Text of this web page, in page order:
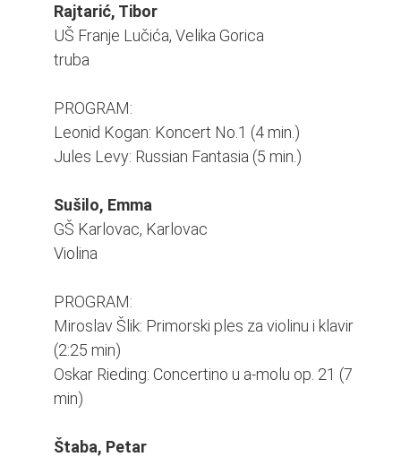
Rajtarić, Tibor
UŠ Franje Lučića, Velika Gorica
truba
PROGRAM:
Leonid Kogan: Koncert No.1 (4 min.)
Jules Levy: Russian Fantasia (5 min.)
Sušilo, Emma
GŠ Karlovac, Karlovac
Violina
PROGRAM:
Miroslav Šlik: Primorski ples za violinu i klavir
(2:25 min)
Oskar Rieding: Concertino u a-molu op. 21 (7
min)
Štaba, Petar